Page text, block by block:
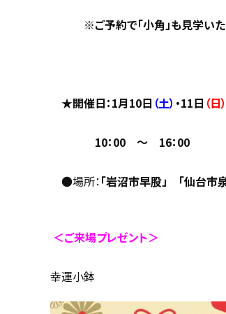
※ご予約で「小角」も見学いた
★開催日：1月10日 （土） ・11日 （日）
10：00 ～ 16：00
●場所：「岩沼市早股」 「仙台市
＜ご来場プレゼント＞
幸運小鉢